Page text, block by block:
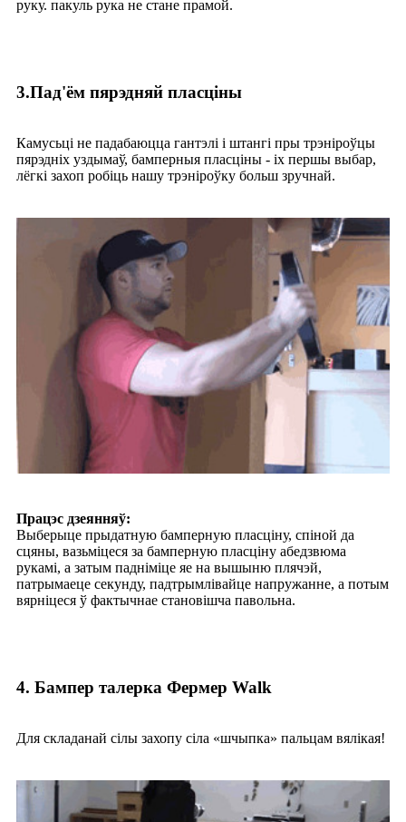
руку. пакуль рука не стане прамой.
3.Пад'ём пярэдняй пласціны
Камусьці не падабаюцца гантэлі і штангі пры трэніроўцы
пярэдніх уздымаў, бамперныя пласціны - іх першы выбар,
лёгкі захоп робіць нашу трэніроўку больш зручнай.
Працэс дзеянняў:
Выберыце прыдатную бамперную пласціну, спіной да
сцяны, вазьміцеся за бамперную пласціну абедзвюма
рукамі, а затым падніміце яе на вышыню плячэй,
патрымаеце секунду, падтрымлівайце напружанне, а потым
вярніцеся ў фактычнае становішча павольна.
4. Бампер талерка Фермер Walk
Для складанай сілы захопу сіла «шчыпка» пальцам вялікая!